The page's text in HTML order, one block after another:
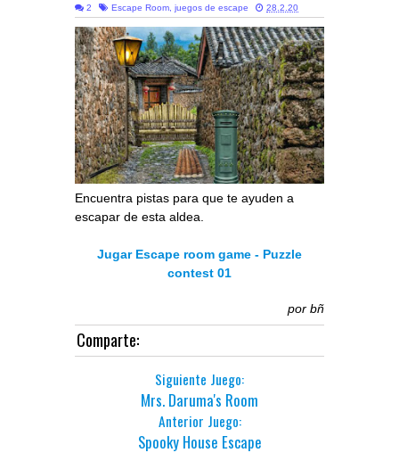
2 Escape Room, juegos de escape 28.2.20
Encuentra pistas para que te ayuden a
escapar de esta aldea.
Jugar Escape room game - Puzzle
contest 01
por bñ
Comparte:
Siguiente Juego:
Mrs. Daruma's Room
Anterior Juego:
Spooky House Escape